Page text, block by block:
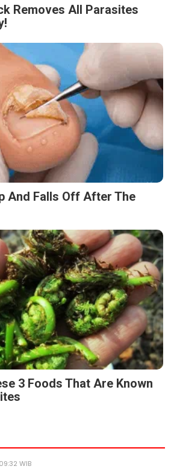
Removes All Parasites
And Falls Off After The
3 Foods That Are Known
WIB